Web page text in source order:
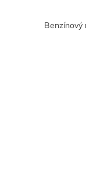
Benzínový